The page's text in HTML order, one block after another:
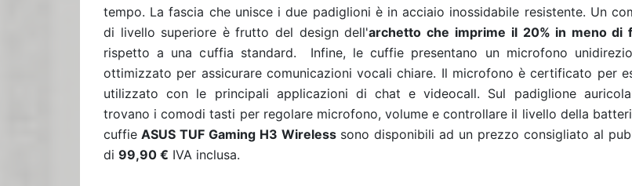
tempo. La fascia che unisce i due padiglioni è in acciaio inossidabile resistente. Un
di livello superiore è frutto del design dell'archetto che imprime il 20% in meno di
rispetto a una cuffia standard. Infine, le cuffie presentano un microfono
ottimizzato per assicurare comunicazioni vocali chiare. Il microfono è certificato per
utilizzato con le principali applicazioni di chat e videocall. Sul padiglione
trovano i comodi tasti per regolare microfono, volume e controllare il livello della
cuffie ASUS TUF Gaming H3 Wireless sono disponibili ad un prezzo consigliato al
di 99,90 € IVA inclusa.